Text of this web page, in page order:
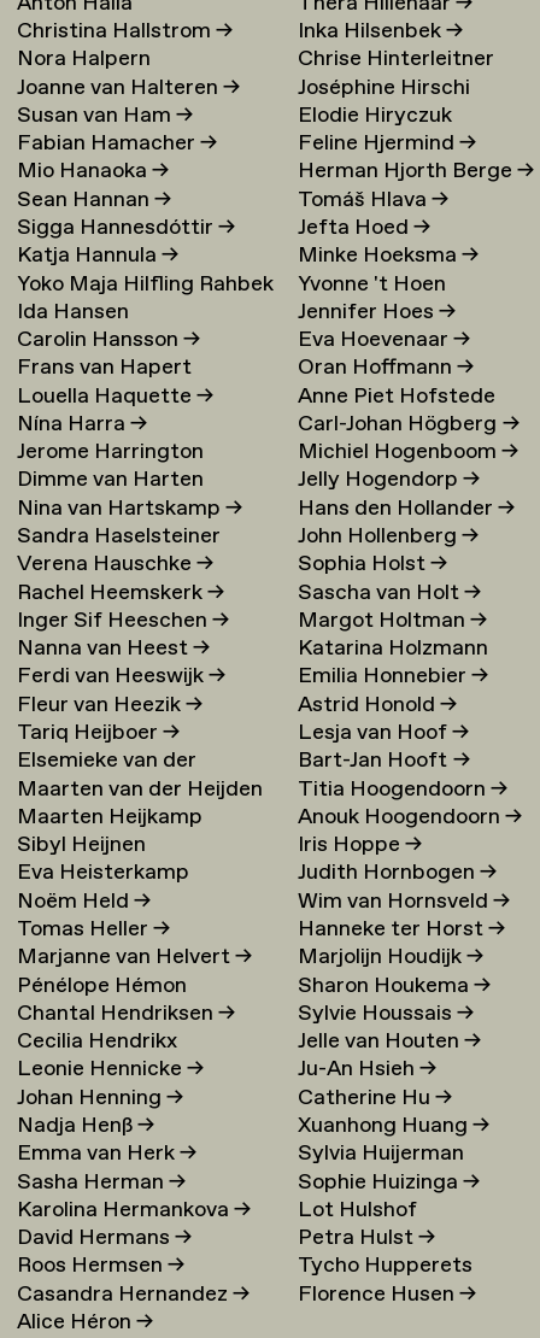
Christina Hallstrom→
Nora Halpern
Joanne van Halteren→
Susan van Ham→
Fabian Hamacher→
Mio Hanaoka→
Sean Hannan→
Sigga Hannesdóttir→
Katja Hannula→
Yoko Maja Hilfling Rahbek
Hansen→
Ida Hansen
Carolin Hansson→
Frans van Hapert
Louella Haquette→
Nína Harra→
Jerome Harrington
Dimme van Harten
Nina van Hartskamp→
Sandra Haselsteiner
Verena Hauschke→
Rachel Heemskerk→
Inger Sif Heeschen→
Nanna van Heest→
Ferdi van Heeswijk→
Fleur van Heezik→
Tariq Heijboer→
Elsemieke van der
Heijden→
Maarten van der Heijden
→
Maarten Heijkamp
Sibyl Heijnen
Eva Heisterkamp
Noëm Held→
Tomas Heller→
Marjanne van Helvert→
Pénélope Hémon
Chantal Hendriksen→
Cecilia Hendrikx
Leonie Hennicke→
Johan Henning→
Nadja Henß→
Emma van Herk→
Sasha Herman→
Karolina Hermankova→
David Hermans→
Roos Hermsen→
Casandra Hernandez→
Alice Héron→
Inka Hilsenbek→
Chrise Hinterleitner
Joséphine Hirschi
Elodie Hiryczuk
Feline Hjermind→
Herman Hjorth Berge→
Tomáš Hlava→
Jefta Hoed→
Minke Hoeksma→
Yvonne 't Hoen
Jennifer Hoes→
Eva Hoevenaar→
Oran Hoffmann→
Anne Piet Hofstede
Carl-Johan Högberg→
Michiel Hogenboom→
Jelly Hogendorp→
Hans den Hollander→
John Hollenberg→
Sophia Holst→
Sascha van Holt→
Margot Holtman→
Katarina Holzmann
Ekholm→
Emilia Honnebier→
Astrid Honold→
Lesja van Hoof→
Bart-Jan Hooft→
Titia Hoogendoorn→
Anouk Hoogendoorn→
Iris Hoppe→
Judith Hornbogen→
Wim van Hornsveld→
Hanneke ter Horst→
Marjolijn Houdijk→
Sharon Houkema→
Sylvie Houssais→
Jelle van Houten→
Ju-An Hsieh→
Catherine Hu→
Xuanhong Huang→
Sylvia Huijerman
Sophie Huizinga→
Lot Hulshof
Petra Hulst→
Tycho Hupperets
Florence Husen→